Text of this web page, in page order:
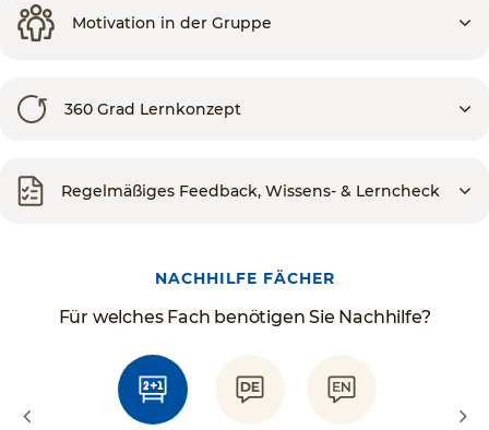
Motivation in der Gruppe
360 Grad Lernkonzept
Regelmäßiges Feedback, Wissens- & Lerncheck
NACHHILFE FÄCHER
Für welches Fach benötigen Sie Nachhilfe?